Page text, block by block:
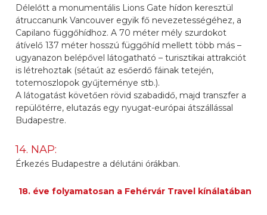
Délelőtt a monumentális Lions Gate hídon keresztül
átruccanunk Vancouver egyik fő nevezetességéhez, a
Capilano függőhídhoz. A 70 méter mély szurdokot
átívelő 137 méter hosszú függőhíd mellett több más –
ugyanazon belépővel látogatható – turisztikai attrakciót
is létrehoztak (sétaút az esőerdő fáinak tetején,
totemoszlopok gyűjteménye stb.).
A látogatást követően rövid szabadidő, majd transzfer a
repülőtérre, elutazás egy nyugat-európai átszállással
Budapestre.
14. NAP:
Érkezés Budapestre a délutáni órákban.
18. éve folyamatosan a Fehérvár Travel kínálatában